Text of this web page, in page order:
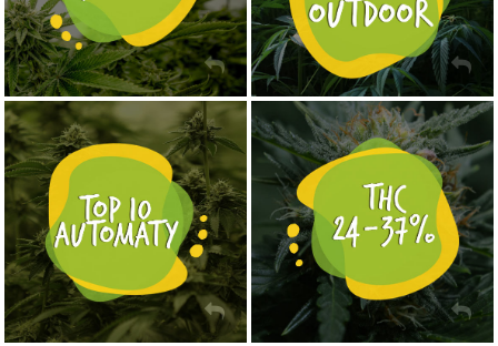
NASIONA MARIHUANY TOP 10 AUTOFLOWERING
KUP TERAZ MOCNE ODMIANY MARIHUANY THC OD 24 - 37%
KUP TERAZ